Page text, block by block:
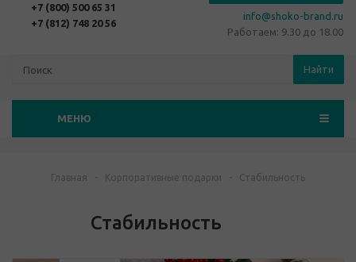
+7 (800) 500 65 31
+7 (812) 748 20 56
info@shoko-brand.ru
Работаем: 9.30 до 18.00
Найти
МЕНЮ
Главная - Корпоративные подарки - Стабильность
Стабильность